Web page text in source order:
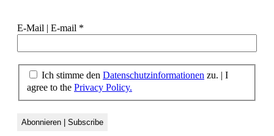
E-Mail | E-mail *
Ich stimme den Datenschutzinformationen zu. | I
agree to the Privacy Policy.